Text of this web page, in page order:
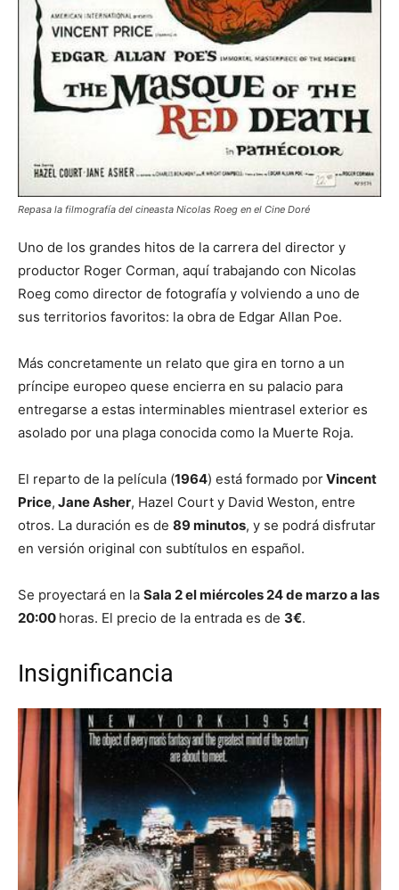
Repasa la filmografía del cineasta Nicolas Roeg en el Cine Doré
Uno de los grandes hitos de la carrera del director y
productor Roger Corman, aquí trabajando con Nicolas
Roeg como director de fotografía y volviendo a uno de
sus territorios favoritos: la obra de Edgar Allan Poe.
Más concretamente un relato que gira en torno a un
príncipe europeo quese encierra en su palacio para
entregarse a estas interminables mientrasel exterior es
asolado por una plaga conocida como la Muerte Roja.
El reparto de la película (1964) está formado porVincent
Price, Jane Asher, Hazel Court y David Weston, entre
otros. La duración es de 89 minutos, y se podrá disfrutar
en versión original con subtítulos en español.
Se proyectará en la Sala 2 el miércoles 24 de marzo a las
20:00 horas. El precio de la entrada es de 3€.
Insignificancia